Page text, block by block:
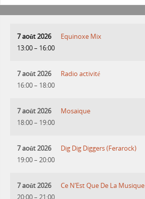
7 août 2026
13:00– 16:00
Equinoxe Mix
7 août 2026
16:00– 18:00
Radio activité
7 août 2026
18:00– 19:00
Mosaique
7 août 2026
19:00– 20:00
Dig Dig Diggers (Ferarock)
7 août 2026
20:00– 21:00
Ce N’Est Que De La Musique